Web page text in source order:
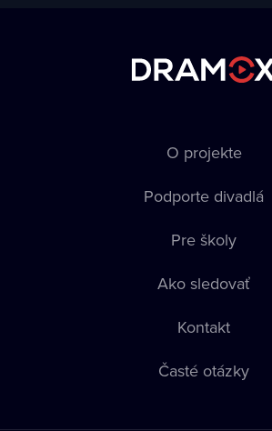
O projekte
Podporte divadlá
Pre školy
Ako sledovať
Kontakt
Časté otázky